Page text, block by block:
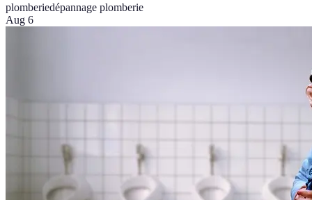
plomberiedépannage plomberie
Aug 6